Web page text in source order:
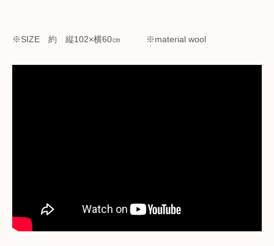
※SIZE 約 縦102×横60㎝ ※material wool